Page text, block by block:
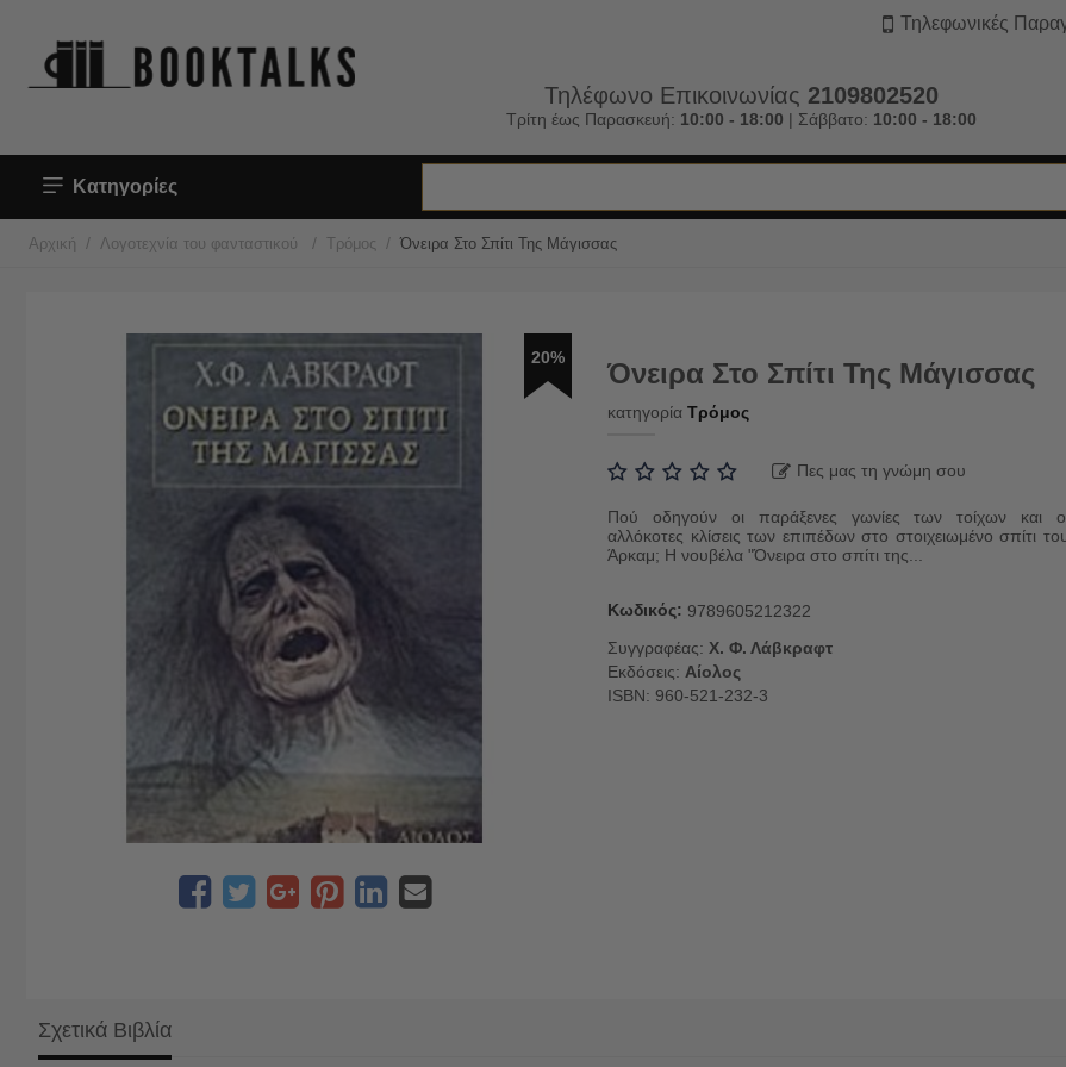
Τηλεφωνικές
Τηλέφωνο Επικοινωνίας 2109802520
Τρίτη έως Παρασκευή: 10:00 - 18:00 | Σάββατο: 10:00 - 18:00
Κατηγορίες
Αρχική / Λογοτεχνία του φανταστικού / Τρόμος / Όνειρα Στο Σπίτι Της Μάγισσας
20% Όνειρα Στο Σπίτι Της Μάγισσας
κατηγορία Τρόμος
Πες μας τη γνώμη σου
Πού οδηγούν οι παράξενες γωνίες των τοίχων και
αλλόκοτες κλίσεις των επιπέδων στο στοιχειωμένο σπίτι
Άρκαμ; Η νουβέλα "Όνειρα στο σπίτι της...
Κωδικός: 9789605212322
Συγγραφέας: Χ. Φ. Λάβκραφτ
Εκδόσεις: Αίολος
ISBN: 960-521-232-3
Σχετικά Βιβλία